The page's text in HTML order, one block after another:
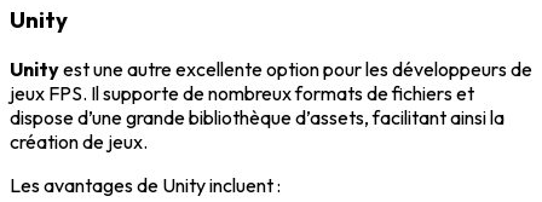
Unity
Unityest une autre excellente option pour les développeurs de
jeux FPS. Il supporte de nombreux formats de fichiers et
dispose d’une grande bibliothèque d’assets, facilitant ainsi la
création de jeux.
Les avantages de Unity incluent :